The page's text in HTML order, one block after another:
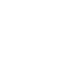
【晚会